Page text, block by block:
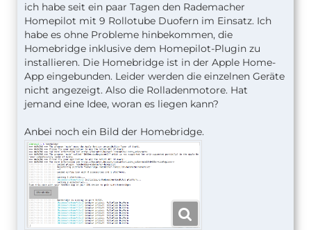
ich habe seit ein paar Tagen den Rademacher
Homepilot mit 9 Rollotube Duofern im Einsatz. Ich
habe es ohne Probleme hinbekommen, die
Homebridge inklusive dem Homepilot-Plugin zu
installieren. Die Homebridge ist in der Apple Home-
App eingebunden. Leider werden die einzelnen Geräte
nicht angezeigt. Also die Rolladenmotore. Hat
jemand eine Idee, woran es liegen kann?
Anbei noch ein Bild der Homebridge.